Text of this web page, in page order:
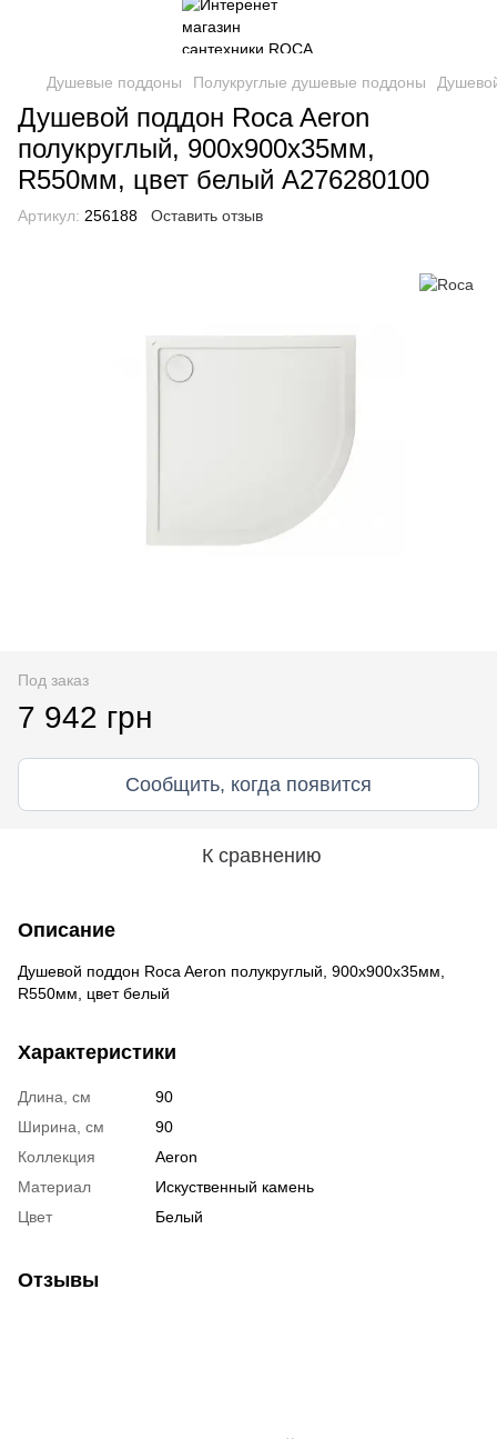
Душевые поддоны Полукруглые душевые поддоны
Душевой поддон Roca Aeron
полукруглый, 900х900х35мм,
R550мм, цвет белый A276280100
Артикул: 256188 Оставить отзыв
Под заказ
7 942 грн
Сообщить, когда появится
К сравнению
Описание
Душевой поддон Roca Aeron полукруглый, 900х900х35мм,
R550мм, цвет белый
Характеристики
Длина, см
90
Ширина, см
90
Коллекция
Aeron
Материал
Искуственный камень
Цвет
Белый
Отзывы